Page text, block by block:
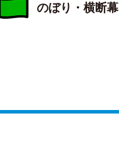
のぼり・横断幕